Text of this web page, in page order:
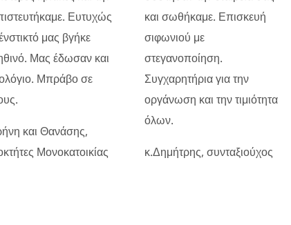
Ευτυχώς
μας βγήκε
Μας έδωσαν και
Μπράβο σε
και Θανάσης,
Μονοκατοικίας
και σωθήκαμε. Επισκευή
σιφωνιού με
στεγανοποίηση.
Συγχαρητήρια για την
οργάνωση και την τιμιότητα
όλων.
κ.Δημήτρης, συνταξιούχος